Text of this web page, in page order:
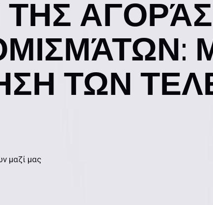
ΤΗΣ ΑΓΟΡΆΣ
ΤΩΝ
μαζί μας